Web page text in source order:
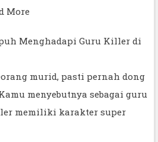
More
Menghadapi Guru Killer di
murid, pasti pernah dong
menyebutnya sebagai guru
memiliki karakter super